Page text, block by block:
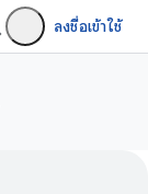
ลงชื่อเข้าใช้